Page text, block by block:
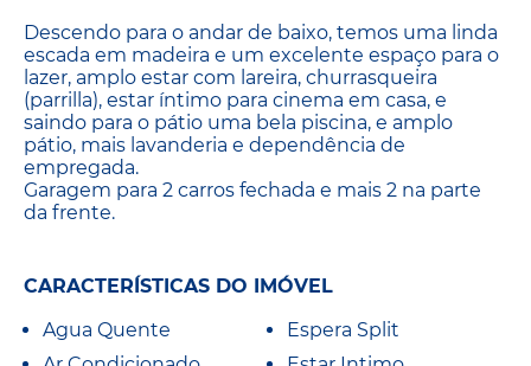
Descendo para o andar de baixo, temos uma linda
escada em madeira e um excelente espaço para o
lazer, amplo estar com lareira, churrasqueira
(parrilla), estar íntimo para cinema em casa, e
saindo para o pátio uma bela piscina, e amplo
pátio, mais lavanderia e dependência de
empregada.
Garagem para 2 carros fechada e mais 2 na parte
da frente.
CARACTERÍSTICAS DO IMÓVEL
Agua Quente
Espera Split